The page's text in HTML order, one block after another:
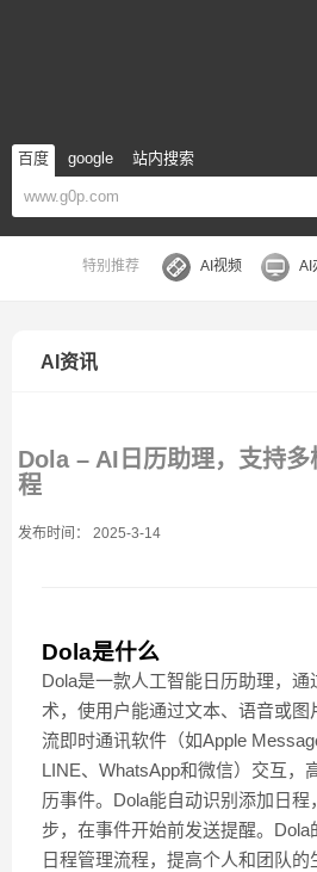
百度 google 站内搜索
特别推荐 AI视频 AI
AI资讯
Dola – AI日历助理，支持多
程
发布时间： 2025-3-14
Dola是什么
Dola是一款人工智能日历助理，通
术，使用户能通过文本、语音或图
流即时通讯软件（如Apple
LINE、WhatsApp和微信）交互，
历事件。Dola能自动识别添加日程
步，在事件开始前发送提醒。
日程管理流程，提高个人和团队的